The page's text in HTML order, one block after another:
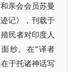
亲会会员苏曼
记》，刊载于
民者对印度人
纱。在“译者
于托诸神话写